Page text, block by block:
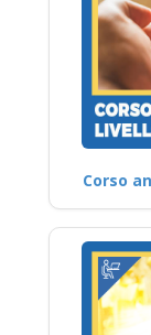
Corso